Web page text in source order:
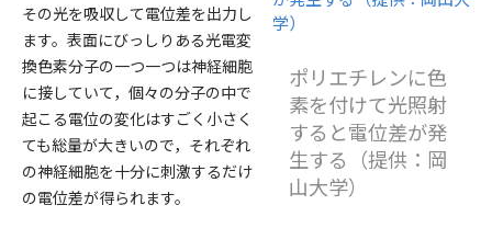
ポリエチレンに色
素を付けて光照射
すると電位差が発
生する（提供：岡
山大学）
その光を吸収して電位差を出力し
ます。表面にびっしりある光電変
換色素分子の一つ一つは神経細胞
に接していて，個々の分子の中で
起こる電位の変化はすごく小さく
ても総量が大きいので，それぞれ
の神経細胞を十分に刺激するだけ
の電位差が得られます。